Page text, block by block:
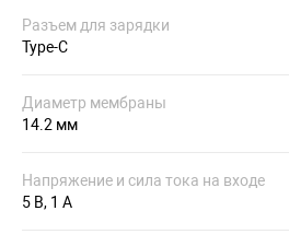
Разъем для зарядки
Type-C
Диаметр мембраны
14.2 мм
Напряжение и сила тока на входе
5 В, 1 А